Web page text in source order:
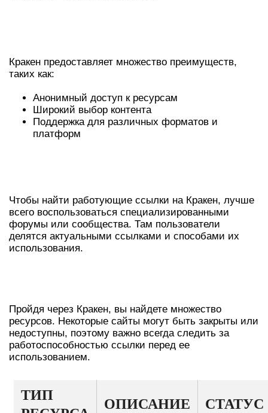
Кракен предоставляет множество преимуществ,
таких как:
Анонимный доступ к ресурсам
Широкий выбор контента
Поддержка для различных форматов и
платформ
Чтобы найти работующие ссылки на Кракен, лучше
всего воспользоваться специализированными
форумы или сообщества. Там пользователи
делятся актуальными ссылками и способами их
использования.
Пройдя через Кракен, вы найдете множество
ресурсов. Некоторые сайты могут быть закрыты или
недоступны, поэтому важно всегда следить за
работоспособностью ссылки перед ее
использованием.
ТИП
ОПИСАНИЕ СТАТУС